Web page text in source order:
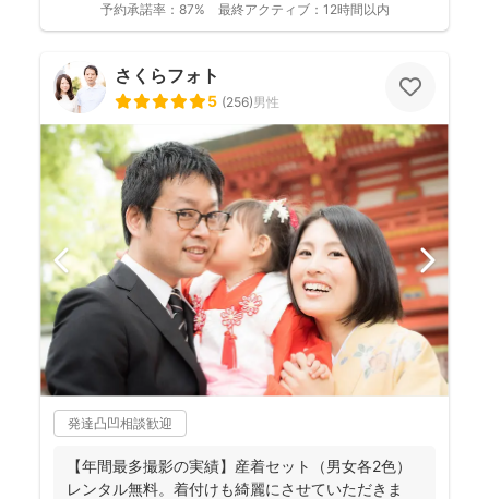
予約承諾率： 87% 最終アクティブ： 12時間以内
さくらフォト
5 (256)男性
発達凸凹相談歓迎
【年間最多撮影の実績】産着セット（男女各2色）
レンタル無料。着付けも綺麗にさせていただきま